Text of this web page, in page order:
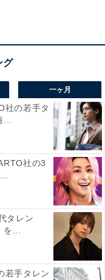
鎌倉殿の13人」
巴御前（ともえご
木曽義仲の愛妾
。義仲と共に戦に
えて前向きに生き
一ヶ月
社の若手タ
社の3
タレン
...
若手タレン